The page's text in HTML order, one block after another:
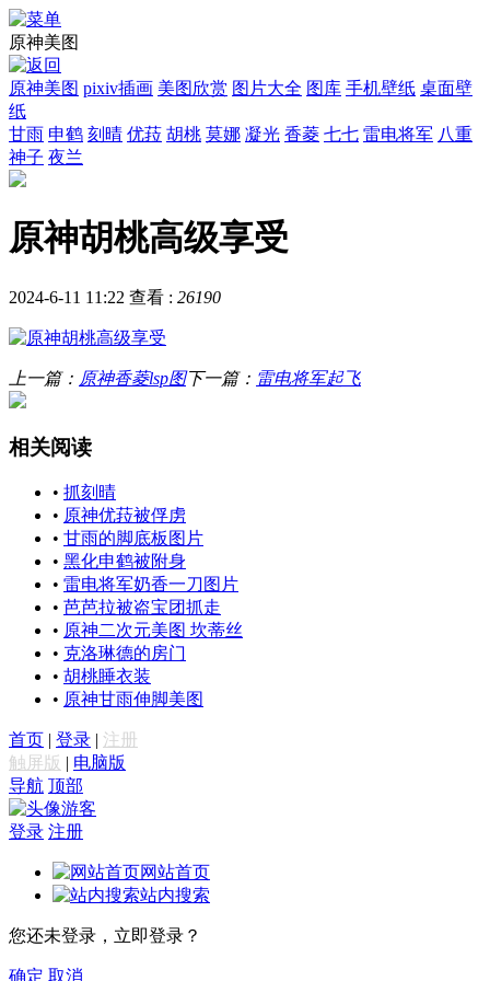
原神美图
原神美图 pixiv插画 美图欣赏 图片大全 图库 手机壁纸 桌面壁
纸
甘雨 申鹤 刻晴 优菈 胡桃 莫娜 凝光 香菱 七七 雷电将军 八重
神子 夜兰
原神胡桃高级享受
2024-6-11 11:22 查看 : 26190
上一篇： 原神香菱lsp图下一篇： 雷电将军起飞
相关阅读
• 抓刻晴
• 原神优菈被俘虏
• 甘雨的脚底板图片
• 黑化申鹤被附身
• 雷电将军奶香一刀图片
• 芭芭拉被盗宝团抓走
• 原神二次元美图 坎蒂丝
• 克洛琳德的房门
• 胡桃睡衣装
• 原神甘雨伸脚美图
首页 | 登录 | 注册
触屏版 | 电脑版
导航 顶部
游客
登录 注册
网站首页
站内搜索
您还未登录，立即登录？
确定 取消